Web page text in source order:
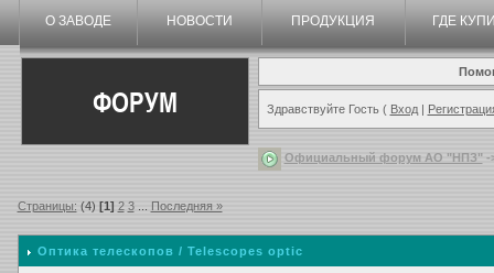
О ЗАВОДЕ НОВОСТИ ПРОДУКЦИЯ ГДЕ
ФОРУМ Здравствуйте Гость ( Вход|
Официальный форум АО "НПЗ"-
Страницы: (4) [1] 2 3... Последняя »
Оптика телескопов / Telescopes optic